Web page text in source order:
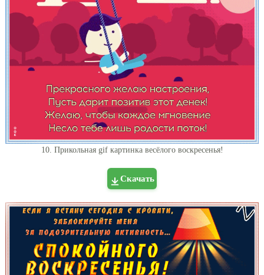
10. Прикольная gif картинка весёлого воскресенья!
Скачать